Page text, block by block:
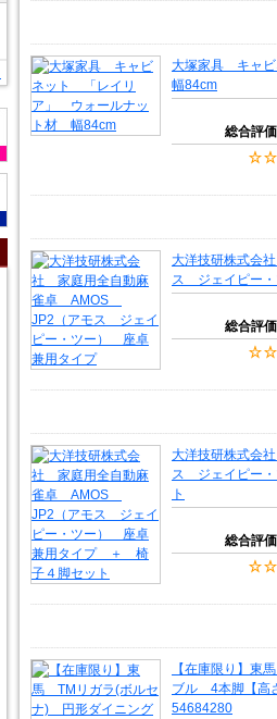
大塚家具 キャ
幅84cm
総合評価
大洋技研株式会
ス ジェイピー
総合評価
大洋技研株式会
ス ジェイピー
ト
総合評価
【在庫限り】
ブル 4本脚【
54684280